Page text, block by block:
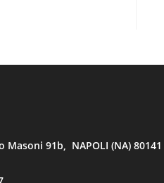
Masoni 91b, NAPOLI (NA) 80141